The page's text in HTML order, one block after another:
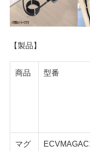
【製品】
商品 型番
マグ